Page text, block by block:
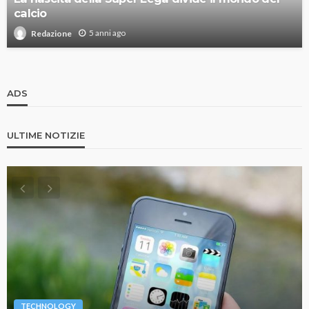
calcio
Redazione 5 anni ago
ADS
ULTIME NOTIZIE
TECHNOLOGY